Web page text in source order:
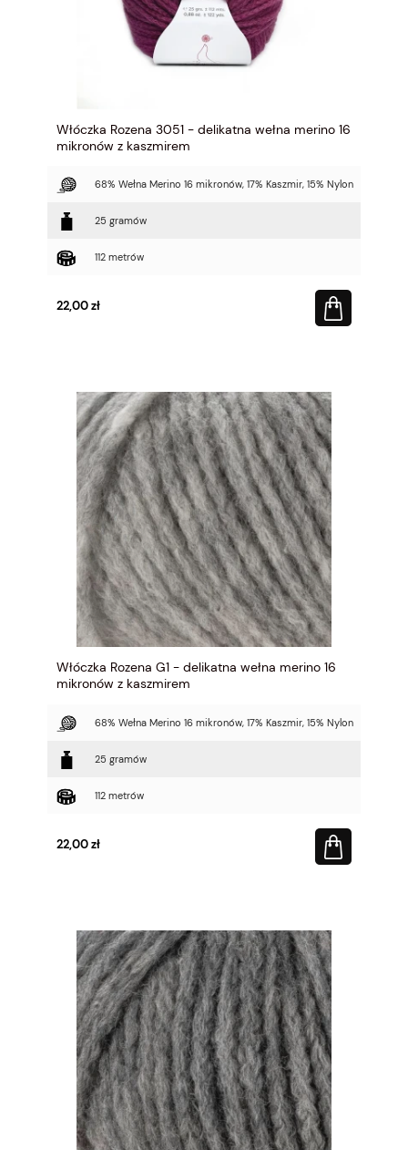
Włóczka Rozena 3051 - delikatna wełna merino 16
mikronów z kaszmirem
68% Wełna Merino 16 mikronów, 17% Kaszmir, 15% Nylon
25 gramów
112 metrów
22,00 zł
Włóczka Rozena G1 - delikatna wełna merino 16
mikronów z kaszmirem
68% Wełna Merino 16 mikronów, 17% Kaszmir, 15% Nylon
25 gramów
112 metrów
22,00 zł